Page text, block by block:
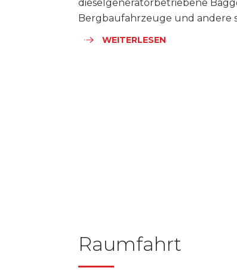
dieselgeneratorbetriebene
Bergbaufahrzeuge und andere
WEITERLESEN
Raumfahrt